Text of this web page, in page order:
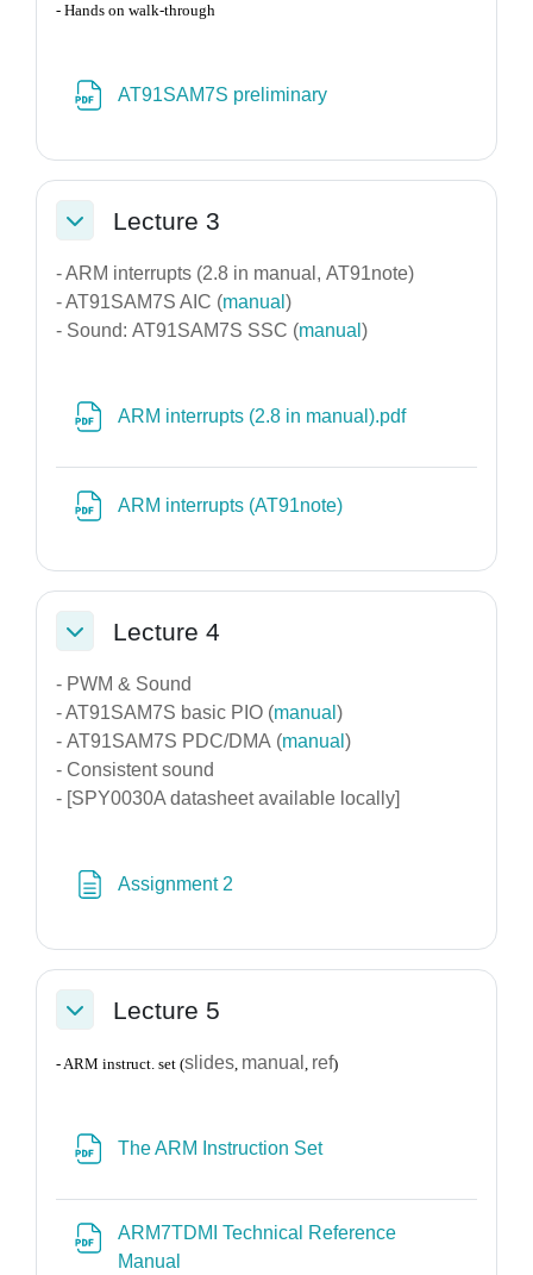
- Hands on walk-through
AT91SAM7S preliminary
Σύμπτυξη
Lecture 3
- ARM interrupts (2.8 in manual, AT91note)
- AT91SAM7S AIC (manual )
- Sound: AT91SAM7S SSC (manual )
ARM interrupts (2.8 in manual).pdf
ARM interrupts (AT91note)
Σύμπτυξη
Lecture 4
- PWM & Sound
- AT91SAM7S basic PIO (manual )
- AT91SAM7S PDC/DMA (manual )
- Consistent sound
- [SPY0030A datasheet available locally]
Assignment 2
Σύμπτυξη
Lecture 5
- ARM instruct. set (slides, manual , ref)
The ARM Instruction Set
ARM7TDMI Technical Reference
Manual